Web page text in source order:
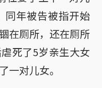
同年被告被指开始
在厕所，还在厕所
死了5岁亲生大女
一对儿女。